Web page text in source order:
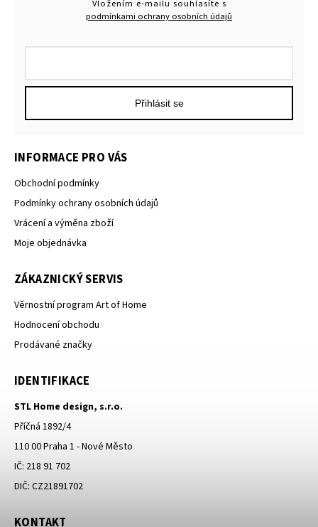
Vložením e-mailu souhlasíte s
podmínkami ochrany osobních údajů
Přihlásit se
INFORMACE PRO VÁS
Obchodní podmínky
Podmínky ochrany osobních údajů
Vrácení a výměna zboží
Moje objednávka
ZÁKAZNICKÝ SERVIS
Věrnostní program Art of Home
Hodnocení obchodu
Prodávané značky
IDENTIFIKACE
STL Home design, s.r.o.
Příčná 1892/4
110 00 Praha 1 - Nové Město
IČ: 218 91 702
DIČ: CZ21891702
KONTAKT